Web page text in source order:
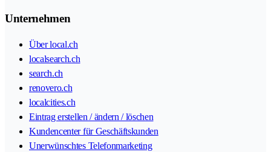
Unternehmen
Über local.ch
localsearch.ch
search.ch
renovero.ch
localcities.ch
Eintrag erstellen / ändern / löschen
Kundencenter für Geschäftskunden
Unerwünschtes Telefonmarketing